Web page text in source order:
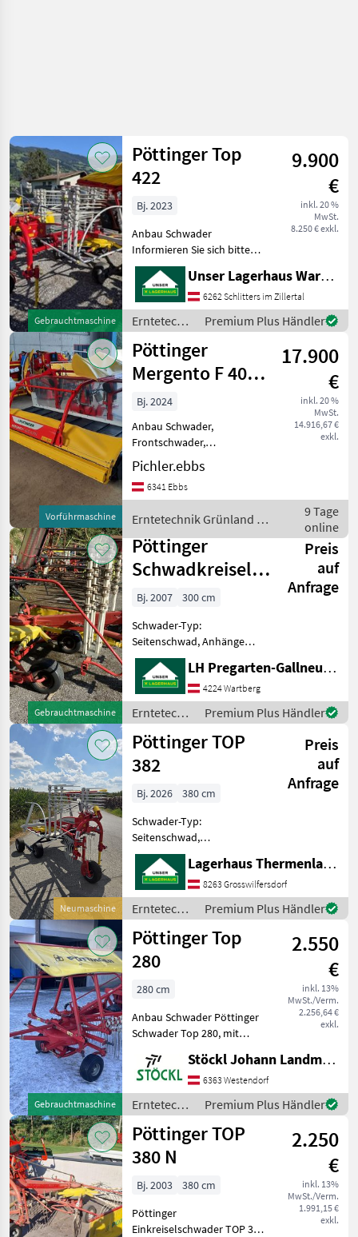
Gebrauchtmaschine
Pöttinger Top
422
9.900
€
inkl. 20 %
MwSt.
8.250 € exkl.
Bj. 2023
Anbau Schwader
Informieren Sie sich bitte
vor Fahrt-Antritt
telefonisch, ob die von
Ihnen angefragte
Gebrauchtmaschine aktuell
bei uns am am Lager steht.
Wir inseri
Unser Lagerhaus Warenhandelsges.m.b.H.
6262 Schlitters im Zillertal
Erntetechnik
Grünland /
Pöttinger
Premium Plus Händler
Vorführmaschine
Pöttinger
Mergento F 4010
Alpin
17.900
€
inkl. 20 %
MwSt.
14.916,67 €
exkl.
Bj. 2024
Anbau Schwader,
Frontschwader,
Bandschwader, Pickup-
Schwader, Schwadtuch,
Federentlastung +++
Alpin Vorführmaschine +++
Erntetechnik Grünland Sc
Pichler.ebbs
6341 Ebbs
Erntetechnik Grünland /
Pöttinger
9 Tage
online
Gebrauchtmaschine
Pöttinger
Schwadkreisel
Eurotop 380 N
Preis
auf
Anfrage
Bj. 2007
300 cm
Schwader-Typ:
Seitenschwad, Anhänge
Schwader, Tandemachse,
Zinkenverlustsicherung,
Schwadtuch Gelenkwelle -
Tastrad Erntetechnik
Grünland Schwader
LH Pregarten-Gallneukirchen, Pregarten
4224 Wartberg
Erntetechnik
Grünland /
Pöttinger
Premium Plus Händler
Neumaschine
Pöttinger TOP
382
Preis
auf
Anfrage
Bj. 2026
380 cm
Schwader-Typ:
Seitenschwad,
Tandemachse Jetzt neu
beim Lagerhaus
Thermenland – Pöttinger
TOP 382 mit Tandemachse
& Tastrad Präzision,
Schlagkraft und höchste
Futte
Lagerhaus Thermenland
8263 Grosswilfersdorf
Erntetechnik
Grünland /
Pöttinger
Premium Plus Händler
Gebrauchtmaschine
Pöttinger Top
280
2.550
€
inkl. 13%
MwSt./Verm.
2.256,64 €
exkl.
280 cm
Anbau Schwader Pöttinger
Schwader Top 280, mit
Erntetechnik Grünland
Schwader
Stöckl Johann Landmaschinen GesmbH & Co KG
6363 Westendorf
Erntetechnik
Grünland /
Pöttinger
Premium Plus Händler
Pöttinger TOP
380 N
2.250
€
inkl. 13%
MwSt./Verm.
1.991,15 €
exkl.
Bj. 2003
380 cm
Pöttinger
Einkreiselschwader TOP 380